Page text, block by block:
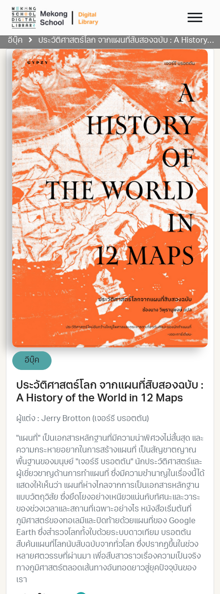
อีบุ๊ค ประวัติศาสตร์โลก จากแผนที่สิบสองฉบับ : A History of the World in 12 Maps
อีบุ๊ค
ประวัติศาสตร์โลก จากแผนที่สิบสองฉบับ :
A History of the World in 12 Maps
ผู้แต่ง : Jerry Brotton (เจอร์รี บรอตตัน)
"แผนที่" เป็นเอกสารหลักฐานที่มีความน่าพิศวงไม่สิ้นสุด และ
ความกระหายอยากในการสร้างแผนที่ เป็นสัญชาตญาณ
พื้นฐานของมนุษย์ "เจอร์รี บรอตตัน" นักประวัติศาสตร์และ
ผู้เชี่ยวชาญด้านการทำแผนที่ ซึ่งมีความชำนาญในเรื่องนี้ได้
แสดงให้เห็นว่า แผนที่ห่างไกลจากการเป็นเอกสารหลักฐาน
แบบวัตถุวิสัย ซึ่งยึดโยงอย่างเหนียวแน่นกับทัศนะและวาระ
ของช่วงเวลาและสถานที่เฉพาะอย่างไร หนังสือเริ่มต้นที่
ภูมิศาสตร์ของทอเลมีและปิดท้ายด้วยแผนที่ของ Google
Earth ซึ่งสำรวจโลกทั้งใบด้วยระบบดาวเทียม บรอตตัน
สืบค้นแผนที่โลกนับสิบฉบับจากทั่วโลก ซึ่งปรากฏขึ้นในช่วง
หลายศตวรรษที่ผ่านมา เพื่อสืบสาวราวเรื่องความเป็นจริง
ทางภูมิศาสตร์ตลอดเส้นทางอันทอดยาวสู่ยุคปัจจุบันของ
เรา